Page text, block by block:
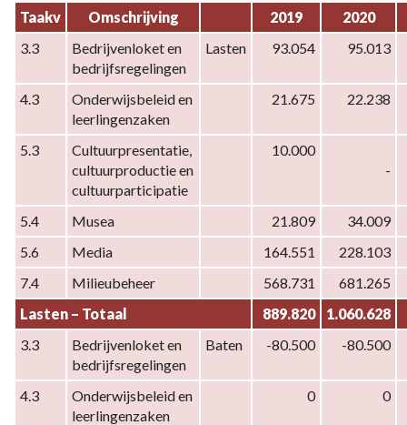
milieu
INDICATOREN
Terug
naar
navigatie
Programma
Cultuur,
milieu
Specificatie
taakvelden
Taakv Omschrijving 2019
2020
3.3
Bedrijvenloket en
bedrijfsregelingen
Lasten 93.054 95.013
4.3
Onderwijsbeleid en
leerlingenzaken
21.675 22.238
5.3
Cultuurpresentatie,
cultuurproductie en
cultuurparticipatie
10.000
-
5.4 Musea 21.809
34.009
5.6
Media 164.551
228.103
7.4
Milieubeheer 568.731
681.265
Lasten – Totaal
889.820
1.060.628
3.3
Bedrijvenloket en
bedrijfsregelingen
Baten -80.500 -80.500
4.3
Onderwijsbeleid en
leerlingenzaken
0 0